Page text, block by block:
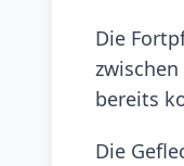
Die
bereits
Die